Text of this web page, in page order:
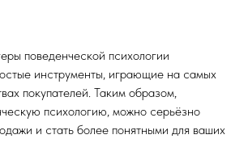
поведенческой психологии
инструменты, играющие на самых
покупателей. Таким образом,
психологию, можно серьёзно
и стать более понятными для ваших